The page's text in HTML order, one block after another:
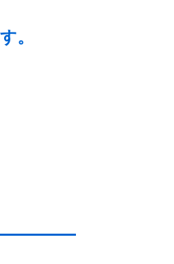
。